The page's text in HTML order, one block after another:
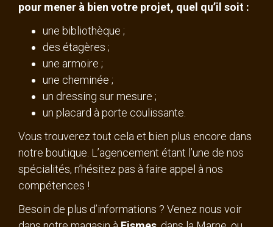
pour mener à bien votre projet, quel qu’il soit :
une bibliothèque ;
des étagères ;
une armoire ;
une cheminée ;
un dressing sur mesure ;
un placard à porte coulissante.
Vous trouverez tout cela et bien plus encore dans
notre boutique. L’agencement étant l’une de nos
spécialités, n’hésitez pas à faire appel à nos
compétences !
Besoin de plus d’informations ? Venez nous voir